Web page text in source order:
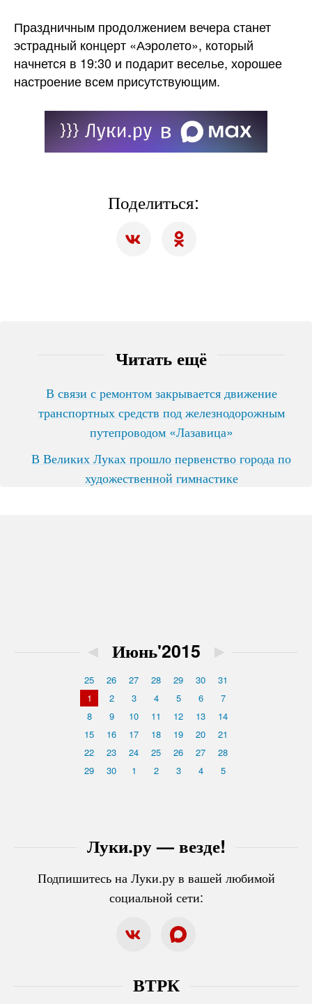
Праздничным продолжением вечера станет
эстрадный концерт «Аэролето», который
начнется в 19:30 и подарит веселье, хорошее
настроение всем присутствующим.
Поделиться:
Читать ещё
В связи с ремонтом закрывается движение
транспортных средств под железнодорожным
путепроводом «Лазавица»
В Великих Луках прошло первенство города по
художественной гимнастике
Луки.ру — везде!
Подпишитесь на Луки.ру в вашей любимой
социальной сети:
◄ Июнь'2015 ►
25 26 27 28 29 30
31
1
2 3 4 5 6
7
8
9 10 11 12 13
14
15
16 17 18 19 20
21
22
23 24 25 26 27
28
29
30 1 2 3 4 5
ВТРК